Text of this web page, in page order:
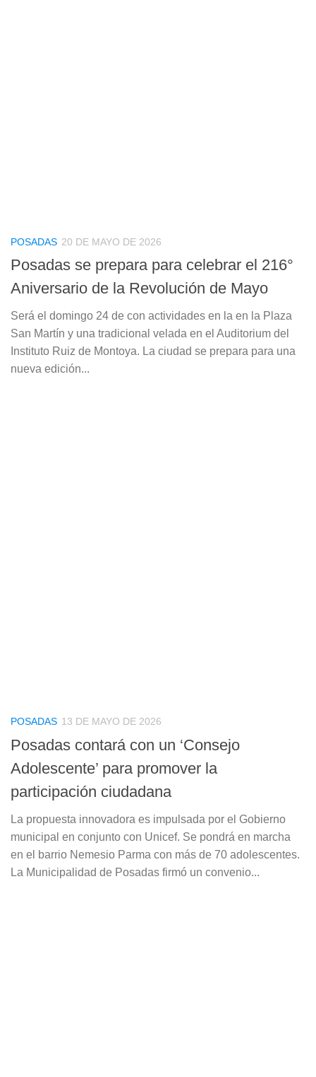
POSADAS 20 DE MAYO DE 2026
Posadas se prepara para celebrar el 216°
Aniversario de la Revolución de Mayo
Será el domingo 24 de con actividades en la en la Plaza
San Martín y una tradicional velada en el Auditorium del
Instituto Ruiz de Montoya. La ciudad se prepara para una
nueva edición...
POSADAS 13 DE MAYO DE 2026
Posadas contará con un ‘Consejo
Adolescente’ para promover la
participación ciudadana
La propuesta innovadora es impulsada por el Gobierno
municipal en conjunto con Unicef. Se pondrá en marcha
en el barrio Nemesio Parma con más de 70 adolescentes.
La Municipalidad de Posadas firmó un convenio...